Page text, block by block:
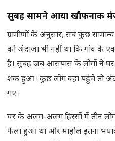
सुबह सामने आया खौफनाक
ग्रामीणों के अनुसार, सब कुछ
को अंदाजा भी नहीं था कि गांव के
है। सुबह जब आसपास के लोगों ने घर
शक हुआ। कुछ लोग वहां पहुंचे तो
गए।
घर के अलग-अलग हिस्सों में तीन
फैला हुआ था और माहौल इतना